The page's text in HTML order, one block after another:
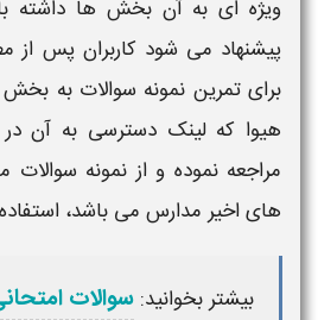
ویژه ای به آن بخش ها داشته
پیشنهاد می شود کاربران پس از
برای تمرین نمونه سوالات به
هیوا که لینک دسترسی به آن در
مراجعه نموده و از نمونه
های اخیر مدارس می باشد، استفاده
بیشتر بخوانید: سوالات